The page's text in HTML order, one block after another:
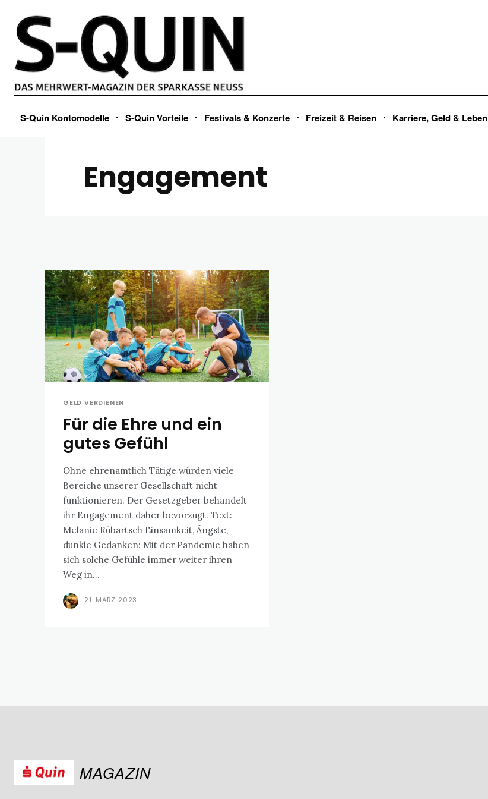
S-Quin Kontomodelle S-Quin Vorteile Festivals & Konzerte Freizeit & Reisen Karriere, Geld & Leben
Engagement
GELD VERDIENEN
Für die Ehre und ein
gutes Gefühl
Ohne ehrenamtlich Tätige würden viele
Bereiche unserer Gesellschaft nicht
funktionieren. Der Gesetzgeber behandelt
ihr Engagement daher bevorzugt. Text:
Melanie Rübartsch Einsamkeit, Ängste,
dunkle Gedanken: Mit der Pandemie haben
sich solche Gefühle immer weiter ihren
Weg in...
21. MÄRZ 2023
MAGAZIN